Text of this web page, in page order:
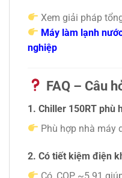
Xem giải pháp
Máy làm lạnh
nghiệp
FAQ – Câu
1. Chiller 150RT phù
Phù hợp nhà máy
2. Có tiết kiệm điện
Có, COP ~5.91